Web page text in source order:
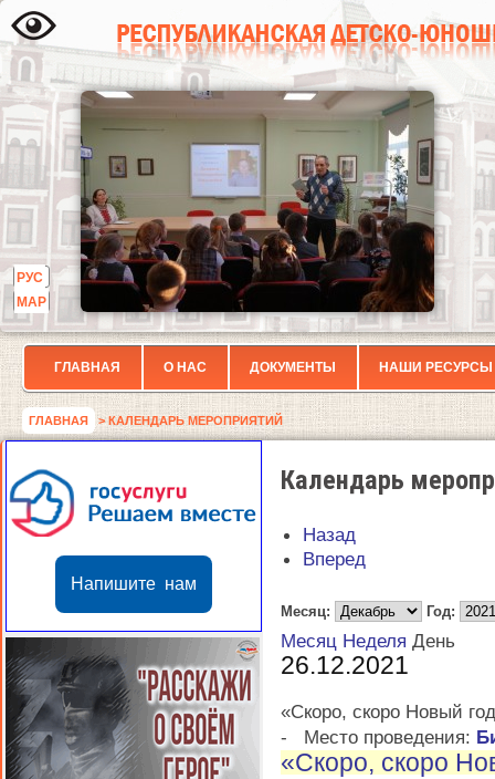
РУС
МАР
ГЛАВНАЯ О НАС ДОКУМЕНТЫ НАШИ РЕСУРСЫ
ГЛАВНАЯ > КАЛЕНДАРЬ МЕРОПРИЯТИЙ
Напишите нам
Календарь
Назад
Вперед
Месяц: Год:
Месяц Неделя День
26.12.2021
«Скоро, скоро Новый
-
Место проведения:
«Скоро, скоро